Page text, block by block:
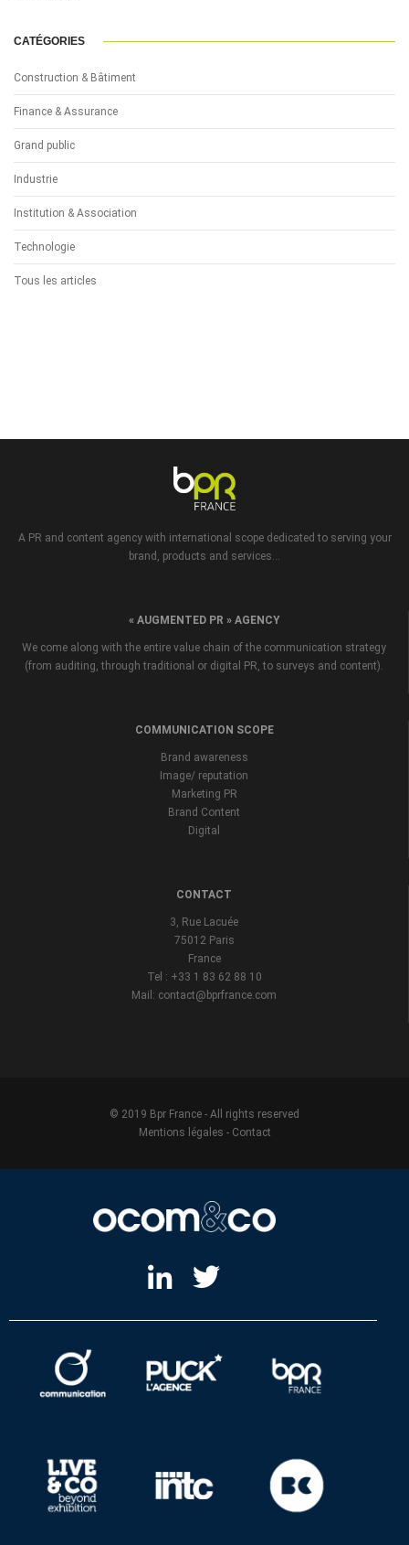
CATÉGORIES
Construction & Bâtiment
Finance & Assurance
Grand public
Industrie
Institution & Association
Technologie
Tous les articles
A PR and content agency with international scope dedicated to serving your
brand, products and services...
« AUGMENTED PR » AGENCY
We come along with the entire value chain of the communication strategy
(from auditing, through traditional or digital PR, to surveys and content).
COMMUNICATION SCOPE
Brand awareness
Image/ reputation
Marketing PR
Brand Content
Digital
CONTACT
3, Rue Lacuée
75012 Paris
France
Tel : +33 1 83 62 88 10
Mail: contact@bprfrance.com
© 2019 Bpr France - All rights reserved
Mentions légales - Contact